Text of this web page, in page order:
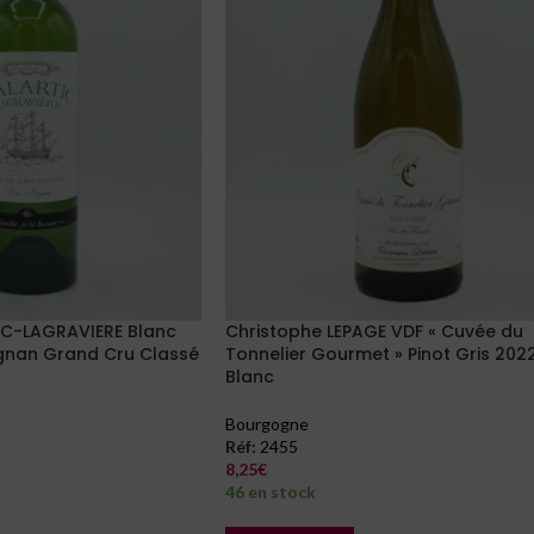
LAGRAVIERE Blanc
Grand Cru Classé
Christophe LEPAGE VDF « Cuvée du
Tonnelier Gourmet » Pinot Gris
Blanc
Bourgogne
Réf: 2455
8,25€
46 en stock